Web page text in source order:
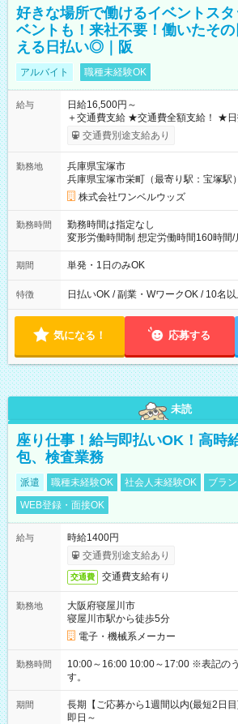
好きな場所で働けるイベントス
ベントも！来社不要！働いたそ
える日払い◎｜阪
アルバイト 職種未経験OK
給与
日給16,500円～
＋交通費支給 ★交通費全額支給！ ★日払いOK！（規定あり） ┗
働いたその日に現金GET♪ お仕事後は
交通費別途支給あり
勤務地
兵庫県宝塚市
兵庫県宝塚市栄町（最寄り駅：宝塚駅）
株式会社ワンベルウッズ
勤務時間
勤務時間は指定なし
変形労働時間制 想定労働時間160時間/月 【シフト例】 ・10
00～20：00
期間 単発・1日のみOK
特徴 日払いOK / 副業・WワークOK / 10名
気になる！ 応募する
未読
座り仕事！給与即払いOK！高時
包、検査業務
派遣 職種未経験OK 社会人未経験OK
ブラ
WEB登録・面接OK
給与
時給1400円
交通費別途支給あり
交通費 交通費支給有り
勤務地
大阪府寝屋川市
寝屋川市駅から徒歩5分
電子・機械系メーカー
勤務時間
10:00～16:00 10:00～17:00 ※表記のうち実働5時間から6時間で
す。
期間
長期【ご応募から1週間以内(最短2日目
即日～